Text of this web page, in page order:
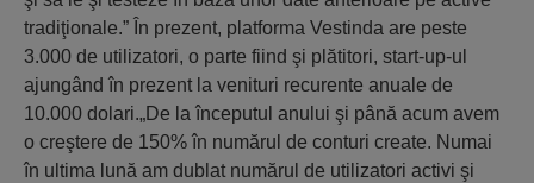
tradiţionale.” În prezent, platforma Vestinda are peste
3.000 de utilizatori, o parte fiind şi plătitori, start-up-ul
ajungând în prezent la venituri recurente anuale de
10.000 dolari.„De la începutul anului şi până acum avem
o creştere de 150% în numărul de conturi create. Numai
în ultima lună am dublat numărul de utilizatori activi şi